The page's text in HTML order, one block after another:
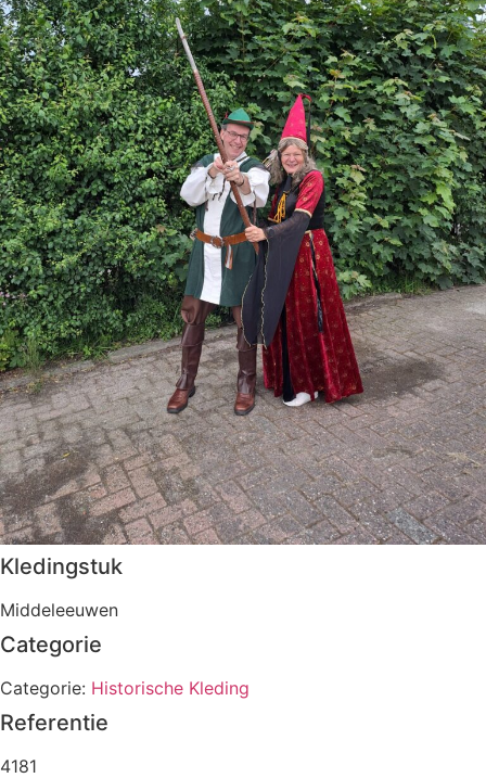
Kledingstuk
Middeleeuwen
Categorie
Categorie: Historische Kleding
Referentie
4181